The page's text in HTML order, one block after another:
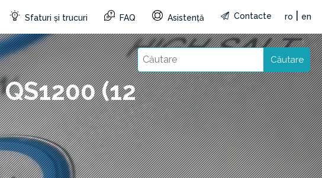
Sfaturi și trucuri FAQ Asistență Contacte ro en
Căutare
(12